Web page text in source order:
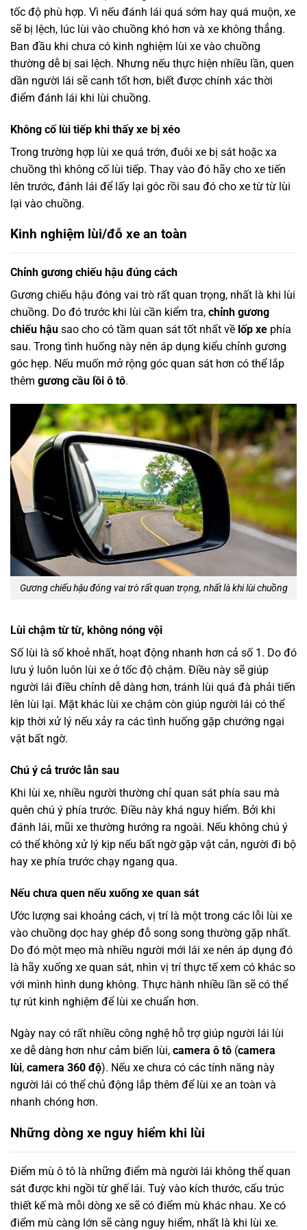
tốc độ phù hợp. Vì nếu đánh lái quá sớm hay quá muộn, xe
sẽ bị lệch, lúc lùi vào chuồng khó hơn và xe không thẳng.
Ban đầu khi chưa có kinh nghiệm lùi xe vào chuồng
thường dễ bị sai lệch. Nhưng nếu thực hiện nhiều lần, quen
dần người lái sẽ canh tốt hơn, biết được chính xác thời
điểm đánh lái khi lùi chuồng.
Không cố lùi tiếp khi thấy xe bị xéo
Trong trường hợp lùi xe quá trớn, đuôi xe bị sát hoặc xa
chuồng thì không cố lùi tiếp. Thay vào đó hãy cho xe tiến
lên trước, đánh lái để lấy lại góc rồi sau đó cho xe từ từ lùi
lại vào chuồng.
Kinh nghiệm lùi/đỗ xe an toàn
Chỉnh gương chiếu hậu đúng cách
Gương chiếu hậu đóng vai trò rất quan trọng, nhất là khi lùi
chuồng. Do đó trước khi lùi cần kiểm tra, chỉnh gương
chiếu hậu sao cho có tầm quan sát tốt nhất về lốp xe phía
sau. Trong tình huống này nên áp dụng kiểu chỉnh gương
góc hẹp. Nếu muốn mở rộng góc quan sát hơn có thể lắp
thêm gương cầu lồi ô tô.
Gương chiếu hậu đóng vai trò rất quan trọng, nhất là khi lùi chuồng
Lùi chậm từ từ, không nóng vội
Số lùi là số khoẻ nhất, hoạt động nhanh hơn cả số 1. Do đó
lưu ý luôn luôn lùi xe ở tốc độ chậm. Điều này sẽ giúp
người lái điều chỉnh dễ dàng hơn, tránh lùi quá đà phải tiến
lên lùi lại. Mặt khác lùi xe chậm còn giúp người lái có thể
kịp thời xử lý nếu xảy ra các tình huống gặp chướng ngại
vật bất ngờ.
Chú ý cả trước lẫn sau
Khi lùi xe, nhiều người thường chỉ quan sát phía sau mà
quên chú ý phía trước. Điều này khá nguy hiểm. Bởi khi
đánh lái, mũi xe thường hướng ra ngoài. Nếu không chú ý
có thể không xử lý kịp nếu bất ngờ gặp vật cản, người đi bộ
hay xe phía trước chạy ngang qua.
Nếu chưa quen nếu xuống xe quan sát
Ước lượng sai khoảng cách, vị trí là một trong các lỗi lùi xe
vào chuồng dọc hay ghép đỗ song song thường gặp nhất.
Do đó một mẹo mà nhiều người mới lái xe nên áp dụng đó
là hãy xuống xe quan sát, nhìn vị trí thực tế xem có khác so
với mình hình dung không. Thực hành nhiều lần sẽ có thể
tự rút kinh nghiệm để lùi xe chuẩn hơn.
Ngày nay có rất nhiều công nghệ hỗ trợ giúp người lái lùi
xe dễ dàng hơn như cảm biến lùi, camera ô tô (camera
lùi, camera 360 độ). Nếu xe chưa có các tính năng này
người lái có thể chủ động lắp thêm để lùi xe an toàn và
nhanh chóng hơn.
Những dòng xe nguy hiểm khi lùi
Điểm mù ô tô là những điểm mà người lái không thể quan
sát được khi ngồi từ ghế lái. Tuỳ vào kích thước, cấu trúc
thiết kế mà mỗi dòng xe sẽ có điểm mù khác nhau. Xe có
điểm mù càng lớn sẽ càng nguy hiểm, nhất là khi lùi xe.